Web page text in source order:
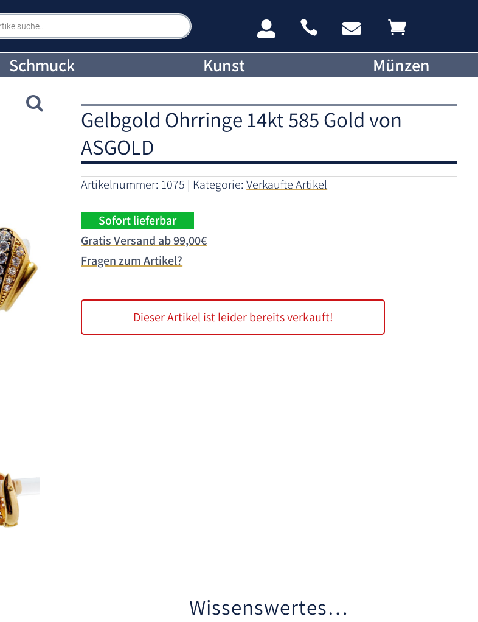
   
Schmuck Kunst Münzen
Gelbgold Ohrringe 14kt 585 Gold von
ASGOLD
Artikelnummer: 1075 Kategorie:Verkaufte Artikel
Sofort lieferbar
Gratis Versand ab 99,00€
Fragen zum Artikel?
Dieser Artikel ist leider bereits verkauft!
Wissenswertes…